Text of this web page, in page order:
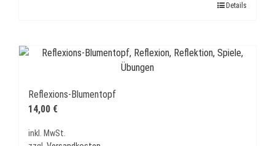
Details
Reflexions-Blumentopf
14,00 €
inkl. MwSt.